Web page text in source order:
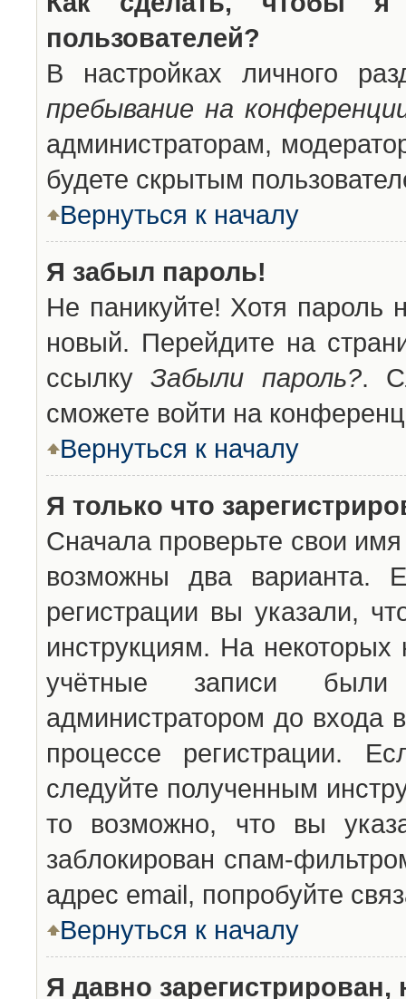
пользователей?
В настройках личного
пребывание на
администраторам,
будете скрытым
Вернуться к началу
Я забыл пароль!
Не паникуйте! Хотя пароль
новый. Перейдите на
ссылкуЗабыли пароль?.
сможете войти на
Вернуться к началу
Я только что
Сначала проверьте свои
возможны два варианта.
регистрации вы указали,
инструкциям. На
учётные записи были
администратором до входа
процессе регистрации.
следуйте полученным
то возможно, что вы
заблокирован спам-
адрес email, попробуйте
Вернуться к началу
Я давно